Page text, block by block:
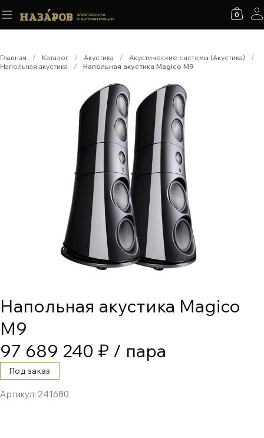
0
Главная / Каталог / Акустика / Акустические системы (Акустика)
/
Напольная акустика
/ Напольная акустика Magico M9
Напольная акустика Magico
M9
97 689 240 ₽ / пара
Под заказ
Артикул: 241680